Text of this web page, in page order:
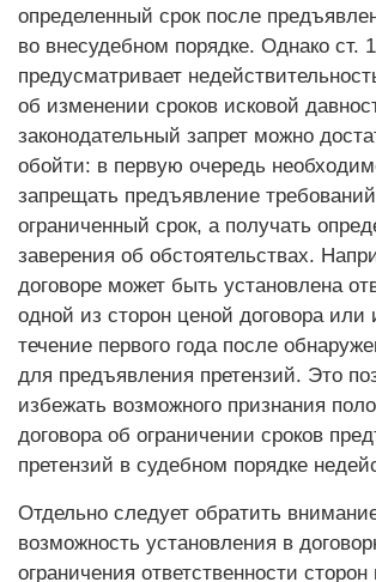
определенный срок после
во внесудебном порядке. Однако ст.
предусматривает
об изменении сроков исковой
законодательный запрет можно
обойти: в первую очередь
запрещать предъявление
ограниченный срок, а получать
заверения об обстоятельствах.
договоре может быть установлена
одной из сторон ценой договора
течение первого года после
для предъявления претензий. Это
избежать возможного признания
договора об ограничении сроков
претензий в судебном порядке
Отдельно следует обратить
возможность установления в
ограничения ответственности